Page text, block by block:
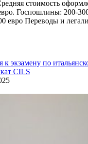
стоимость
Госпошлины: 200-
евро Переводы и
к экзамену по
CILS